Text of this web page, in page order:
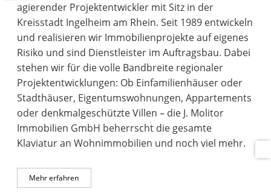
agierender Projektentwickler mit Sitz in der
Kreisstadt Ingelheim am Rhein. Seit 1989 entwickeln
und realisieren wir Immobilienprojekte auf eigenes
Risiko und sind Dienstleister im Auftragsbau. Dabei
stehen wir für die volle Bandbreite regionaler
Projektentwicklungen: Ob Einfamilienhäuser oder
Stadthäuser, Eigentumswohnungen, Appartements
oder denkmalgeschützte Villen – die J. Molitor
Immobilien GmbH beherrscht die gesamte
Klaviatur an Wohnimmobilien und noch viel mehr.
Mehr erfahren